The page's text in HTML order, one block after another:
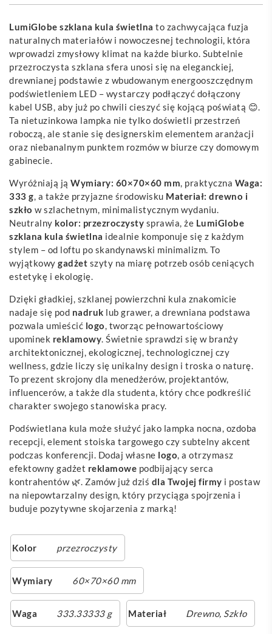
LumiGlobe szklana kula świetlna to zachwycająca fuzja
naturalnych materiałów i nowoczesnej technologii, która
wprowadzi zmysłowy klimat na każde biurko. Subtelnie
przezroczysta szklana sfera unosi się na eleganckiej,
drewnianej podstawie z wbudowanym energooszczędnym
podświetleniem LED – wystarczy podłączyć dołączony
kabel USB, aby już po chwili cieszyć się kojącą poświatą 😊.
Ta nietuzinkowa lampka nie tylko doświetli przestrzeń
roboczą, ale stanie się designerskim elementem aranżacji
oraz niebanalnym punktem rozmów w biurze czy domowym
gabinecie.
Wyróżniają ją Wymiary: 60×70×60 mm, praktyczna Waga:
333 g, a także przyjazne środowisku Materiał: drewno i
szkło w szlachetnym, minimalistycznym wydaniu.
Neutralny kolor: przezroczysty sprawia, że LumiGlobe
szklana kula świetlna idealnie komponuje się z każdym
stylem – od loftu po skandynawski minimalizm. To
wyjątkowy gadżet szyty na miarę potrzeb osób ceniących
estetykę i ekologię.
Dzięki gładkiej, szklanej powierzchni kula znakomicie
nadaje się pod nadruk lub grawer, a drewniana podstawa
pozwala umieścić logo, tworząc pełnowartościowy
upominek reklamowy. Świetnie sprawdzi się w branży
architektonicznej, ekologicznej, technologicznej czy
wellness, gdzie liczy się unikalny design i troska o naturę.
To prezent skrojony dla menedżerów, projektantów,
influencerów, a także dla studenta, który chce podkreślić
charakter swojego stanowiska pracy.
Podświetlana kula może służyć jako lampka nocna, ozdoba
recepcji, element stoiska targowego czy subtelny akcent
podczas konferencji. Dodaj własne logo, a otrzymasz
efektowny gadżet reklamowe podbijający serca
kontrahentów 🌿. Zamów już dziś dla Twojej firmy i postaw
na niepowtarzalny design, który przyciąga spojrzenia i
buduje pozytywne skojarzenia z marką!
Kolor przezroczysty
Wymiary 60×70×60 mm
Waga 333.33333 g Materiał Drewno, Szkło